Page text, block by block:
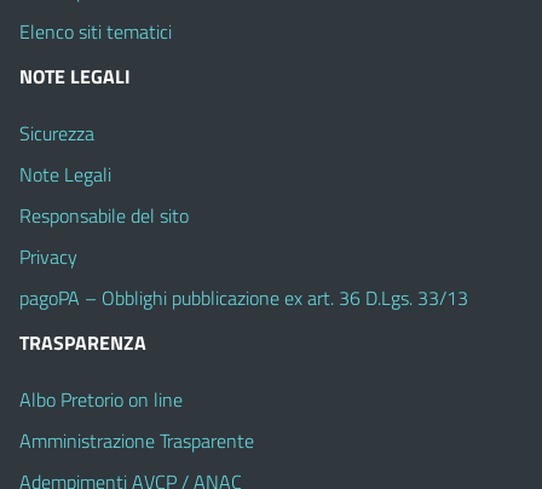
Elenco siti tematici
NOTE LEGALI
Sicurezza
Note Legali
Responsabile del sito
Privacy
pagoPA – Obblighi pubblicazione ex art. 36 D.Lgs. 33/13
TRASPARENZA
Albo Pretorio on line
Amministrazione Trasparente
Adempimenti AVCP / ANAC